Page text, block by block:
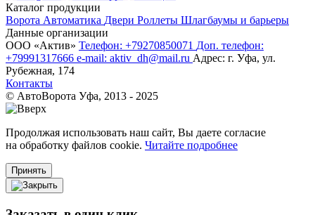
Каталог продукции
Ворота Автоматика Двери Роллеты Шлагбаумы и барьеры
Данные организации
ООО «‎Актив»‎ Телефон: +79270850071 Доп. телефон:
+79991317666 e-mail: aktiv_dh@mail.ru Адрес: г. Уфа, ул.
Рубежная, 174
Контакты
© АвтоВорота Уфа, 2013 - 2025
Продолжая использовать наш сайт, Вы даете согласие
на обработку файлов cookie. Читайте подробнее
Принять